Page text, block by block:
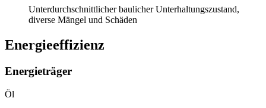
Unterdurchschnittlicher baulicher Unterhaltungszustand,
diverse Mängel und Schäden
Energieeffizienz
Energieträger
Öl